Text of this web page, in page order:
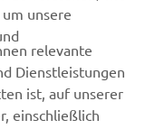
unsere
relevante
Dienstleistungen
ist, auf unserer
einschließlich